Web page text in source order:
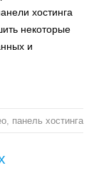
хостинга
некоторые
и
, панель хостинга